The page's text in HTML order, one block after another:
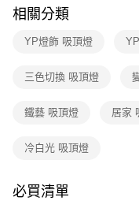
【「AFTEE先享後付」結帳
１．於結帳方式選擇「
結帳頁面，進行簡訊認證並
ATM／網路銀行／等多元
購買商品的店家。未經商家
是否繳費成功／繳費後需取
【注意事項】
每筆NT$180，滿
相關分類
YP燈飾 吸頂燈
三色切換 吸頂燈
鐵藝 吸頂燈 居家
冷白光 吸頂燈
必買清單